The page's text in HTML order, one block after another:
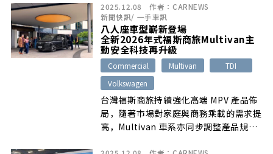
款車系 ── The all-new GLB全球首
發。The all-new GLB以「a versatile
everyday hero」為核心理念，全新
GLB 主打日常通勤、家庭出遊及週末探
索三大生活場景，完整詮釋 Mercedes-
Benz 新世代豪華 SUV 的市場定位。
2025.12.08 作者： CARNEWS
新聞快訊/ 一手車訊
八人座車型嶄新登場
全新2026年式福斯商旅Multivan主
動安全科技再升級
Commercial Multivan
TDI
Volkswagen
台灣福斯商旅持續強化高端 MPV 產品佈
局，隨著市場對家庭與商務乘載的需求提
高，Multivan 車系亦同步調整產品規